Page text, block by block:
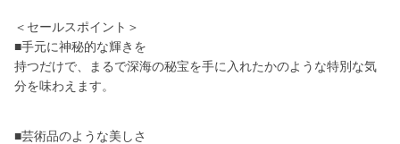
＜セールスポイント＞
■手元に神秘的な輝きを
持つだけで、まるで深海の秘宝を手に入れたかのような特別な気
分を味わえます。
■芸術品のような美しさ